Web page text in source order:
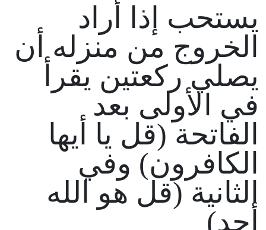
يستحب إذا أراد
الخروج من منزله أن
يصلي ركعتين يقرأ
في الأولى بعد
الفاتحة (قل يا أيها
الكافرون) وفي
الثانية (قل هو الله
أحد)